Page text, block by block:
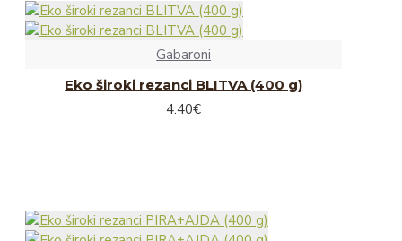
Gabaroni
Eko široki rezanci BLITVA (400 g)
4.40€